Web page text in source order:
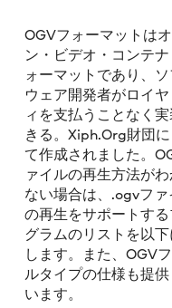
OGVフォーマットは
ン・ビデオ・コンテナ
ォーマットであり、ソ
ウェア開発者がロイ
ィを支払うことなく
きる。Xiph.Org財団
て作成されました。
ァイルの再生方法が
ない場合は、.ogvフ
の再生をサポートする
グラムのリストを以
します。また、OGV
ルタイプの仕様も提供
います。